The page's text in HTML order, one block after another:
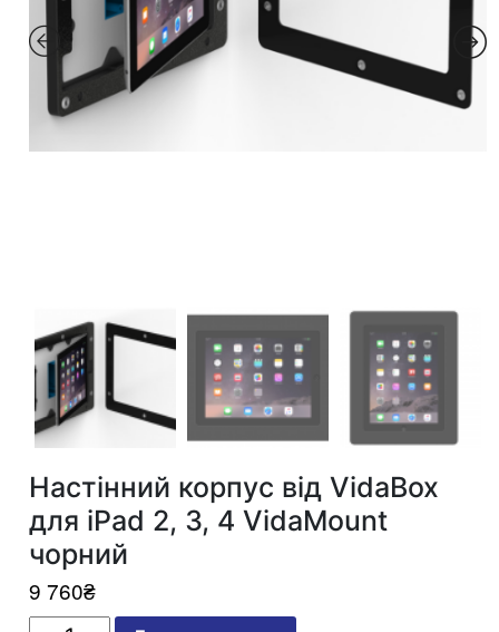
Настінний корпус від VidaBox
для iPad 2, 3, 4 VidaMount
чорний
9 760₴